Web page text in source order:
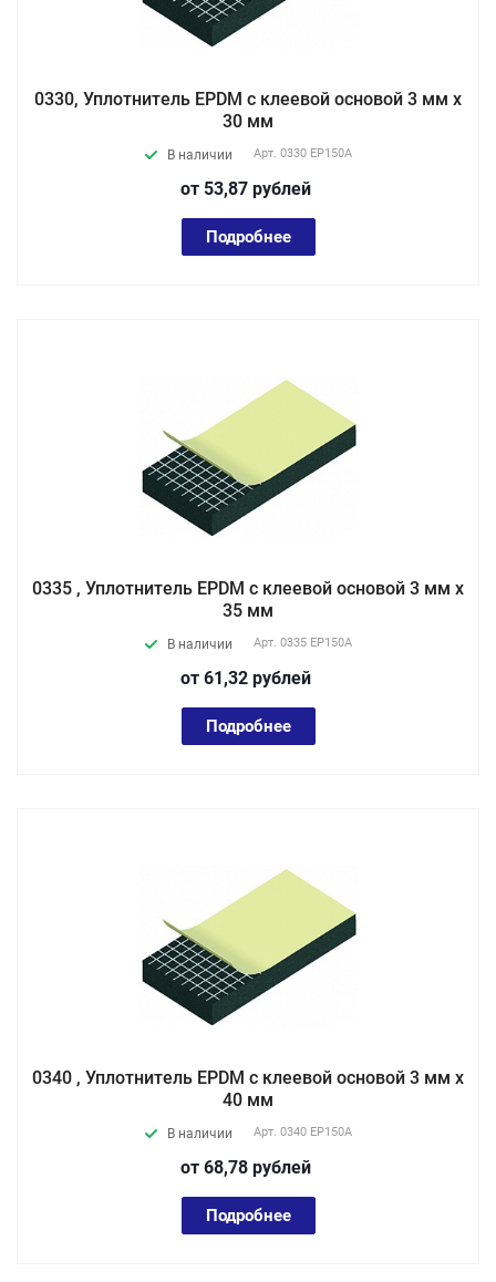
0330, Уплотнитель EPDM с клеевой основой 3 мм х
30 мм
В наличии Арт. 0330 EP150А
от 53,87 рублей
Подробнее
0335 , Уплотнитель EPDM с клеевой основой 3 мм х
35 мм
В наличии Арт. 0335 EP150А
от 61,32 рублей
Подробнее
0340 , Уплотнитель EPDM с клеевой основой 3 мм х
40 мм
В наличии Арт. 0340 EP150А
от 68,78 рублей
Подробнее